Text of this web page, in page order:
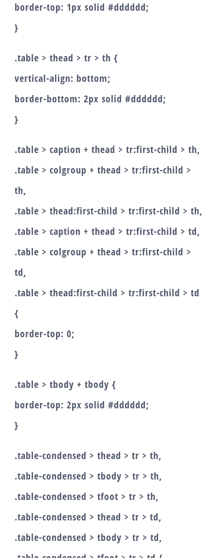
border-top: 1px solid #dddddd;
}
.table > thead > tr > th {
vertical-align: bottom;
border-bottom: 2px solid #dddddd;
}
.table > caption + thead > tr:first-child > th,
.table > colgroup + thead > tr:first-child >
th,
.table > thead:first-child > tr:first-child > th,
.table > caption + thead > tr:first-child > td,
.table > colgroup + thead > tr:first-child >
td,
.table > thead:first-child > tr:first-child > td
{
border-top: 0;
}
.table > tbody + tbody {
border-top: 2px solid #dddddd;
}
.table-condensed > thead > tr > th,
.table-condensed > tbody > tr > th,
.table-condensed > tfoot > tr > th,
.table-condensed > thead > tr > td,
.table-condensed > tbody > tr > td,